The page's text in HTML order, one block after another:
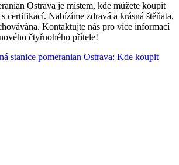
Ostrava je místem, kde můžete koupit
certifikací. Nabízíme zdravá a krásná štěňata,
Kontaktujte nás pro více informací
čtyřnohého přítele!
stanice pomeranian Ostrava: Kde koupit